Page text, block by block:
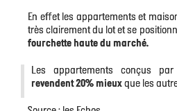
En effet les appartements et
très clairement du lot et se
fourchette haute du marché.
Les appartements conçus
revendent 20% mieux que les